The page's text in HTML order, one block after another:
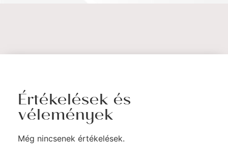
Értékelések és
vélemények
Még nincsenek értékelések.